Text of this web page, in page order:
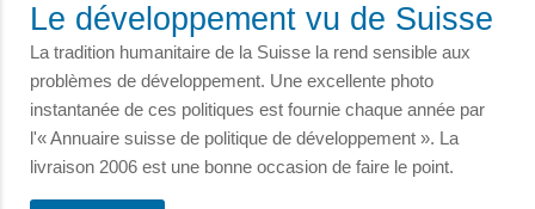
Le développement vu de Suisse
La tradition humanitaire de la Suisse la rend sensible aux
problèmes de développement. Une excellente photo
instantanée de ces politiques est fournie chaque année par
l'« Annuaire suisse de politique de développement ». La
livraison 2006 est une bonne occasion de faire le point.